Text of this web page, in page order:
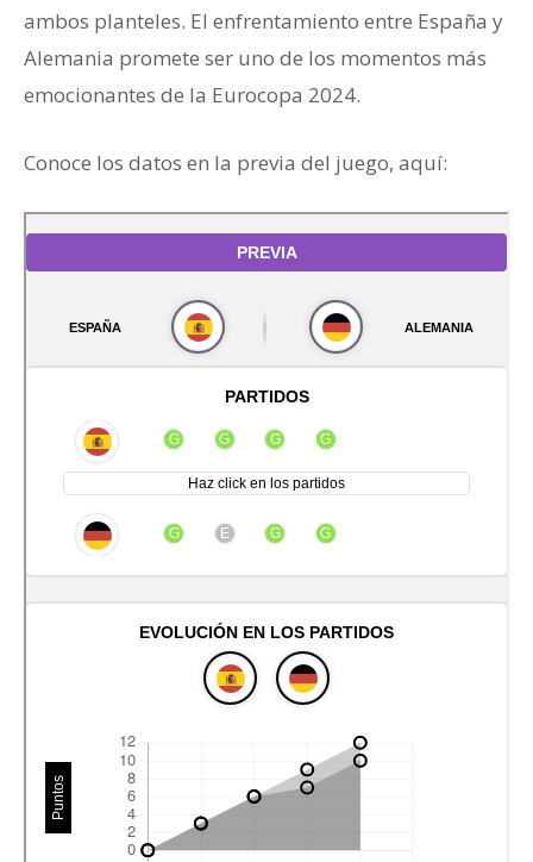
ambos planteles. El enfrentamiento entre España y
Alemania promete ser uno de los momentos más
emocionantes de la Eurocopa 2024.
Conoce los datos en la previa del juego, aquí: